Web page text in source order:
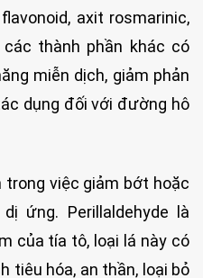
axit rosmarinic,
thành phần khác có
miễn dịch, giảm phản
dụng đối với đường hô
việc giảm bớt hoặc
ứng. Perillaldehyde là
của tía tô, loại lá này có
tiêu hóa, an thần, loại bỏ